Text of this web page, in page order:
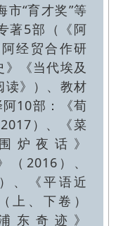
市“育才奖”等
著5部（《阿
经贸合作研
《当代埃及
读》）、教材
10部：《荀
）、《菜
炉夜话》
（2016）、
、《平语近
上、下卷）
东奇迹》